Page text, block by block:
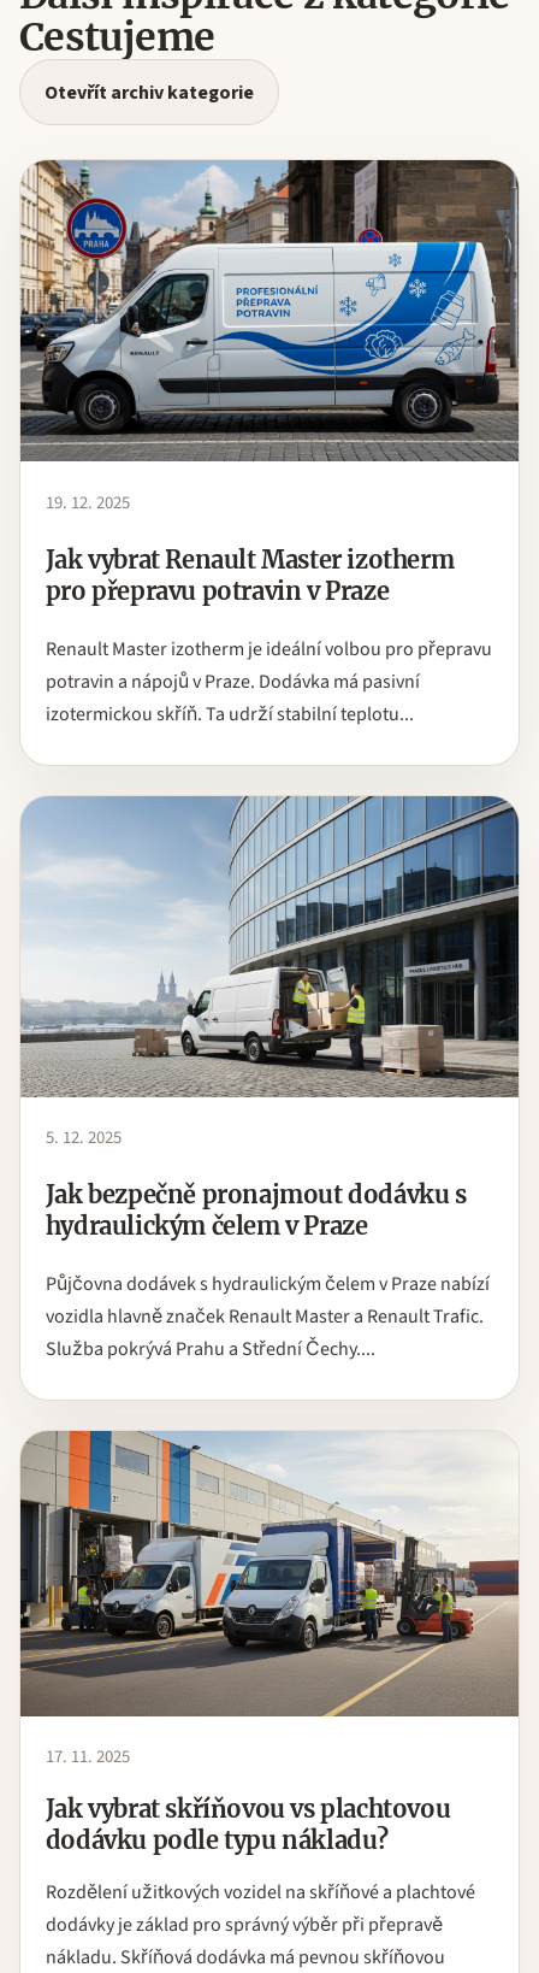
Cestujeme
Otevřít archiv kategorie
19. 12. 2025
Jak vybrat Renault Master izotherm
pro přepravu potravin v Praze
Renault Master izotherm je ideální volbou pro přepravu
potravin a nápojů v Praze. Dodávka má pasivní
izotermickou skříň. Ta udrží stabilní teplotu...
5. 12. 2025
Jak bezpečně pronajmout dodávku s
hydraulickým čelem v Praze
Půjčovna dodávek s hydraulickým čelem v Praze nabízí
vozidla hlavně značek Renault Master a Renault Trafic.
Služba pokrývá Prahu a Střední Čechy....
17. 11. 2025
Jak vybrat skříňovou vs plachtovou
dodávku podle typu nákladu?
Rozdělení užitkových vozidel na skříňové a plachtové
dodávky je základ pro správný výběr při přepravě
nákladu. Skříňová dodávka má pevnou skříňovou